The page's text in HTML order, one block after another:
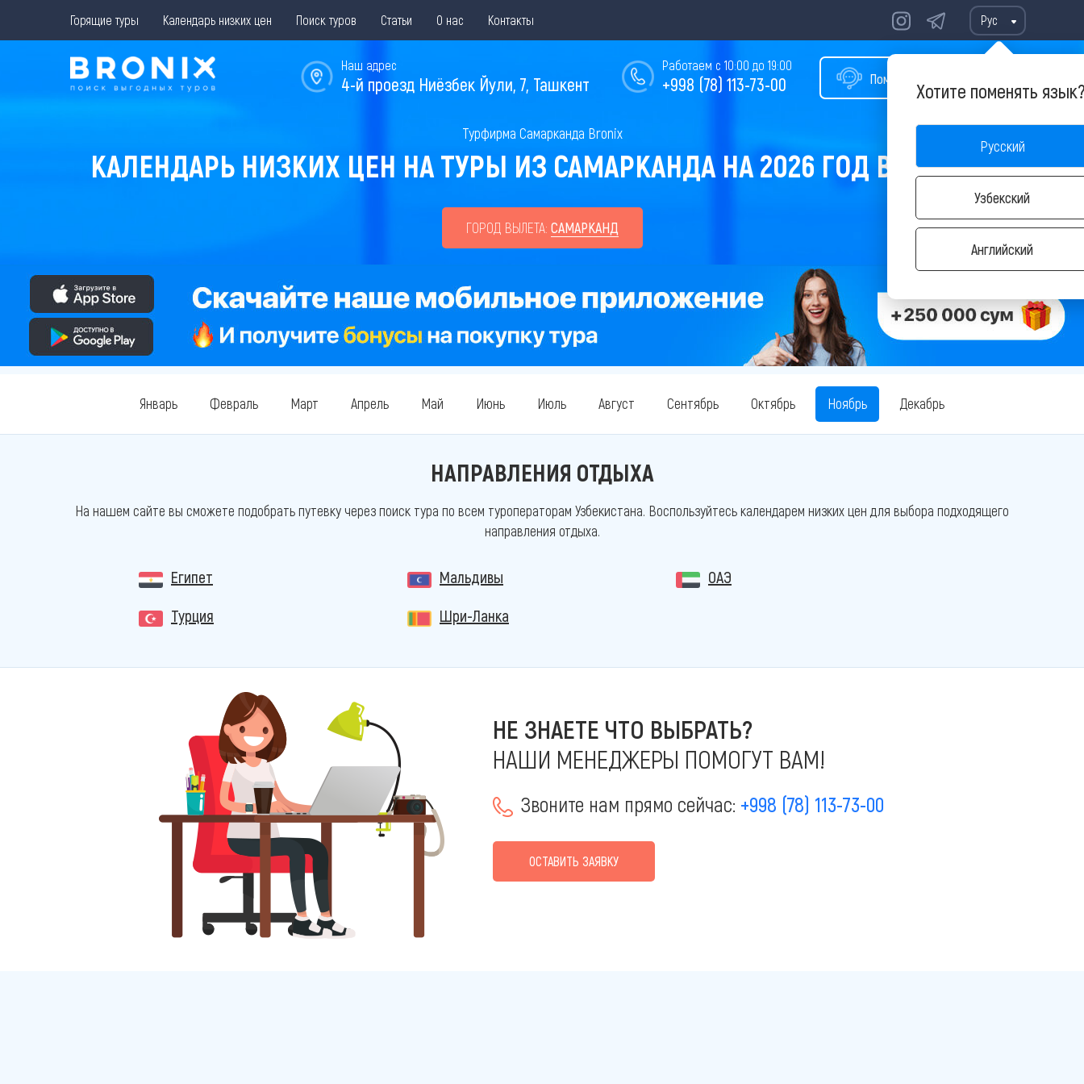
Горящие туры Календарь низких цен Поиск туров Статьи О нас Контакты Рус
Хотите поменять
Русский
Узбекский
Английский
Помощь в подборе тура
Работаем с 10:00 до 19:00
+998 (78) 113-73-00
Наш адрес
4-й проезд Ниёзбек Йули, 7, Ташкент
Турфирма Самарканда Bronix
КАЛЕНДАРЬ НИЗКИХ ЦЕН НА ТУРЫ ИЗ САМАРКАНДА НА 2026 ГОД В НОЯБРЕ
ГОРОД ВЫЛЕТА: САМАРКАНД
Январь Февраль Март Апрель Май Июнь Июль Август Сентябрь Октябрь Ноябрь Декабрь
НАПРАВЛЕНИЯ ОТДЫХА
На нашем сайте вы сможете подобрать путевку через поиск тура по всем туроператорам Узбекистана. Воспользуйтесь календарем низких цен для выбора подходящего
направления отдыха.
Египет Мальдивы
ОАЭ
Турция
Шри-Ланка
НЕ ЗНАЕТЕ ЧТО ВЫБРАТЬ?
НАШИ МЕНЕДЖЕРЫ ПОМОГУТ ВАМ!
Звоните нам прямо сейчас: +998 (78) 113-73-00
ОСТАВИТЬ ЗАЯВКУ